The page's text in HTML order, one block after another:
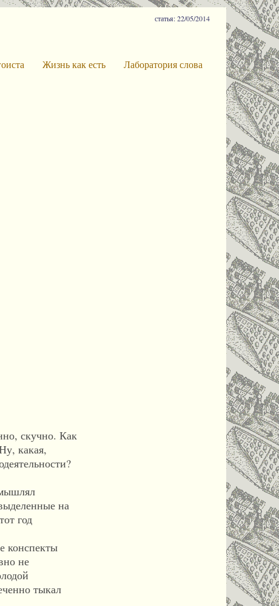
статья: 22/05/2014
Жизнь как есть
Лаборатория слова
скучно. Как
какая,
на
год
конспекты
не
тыкал